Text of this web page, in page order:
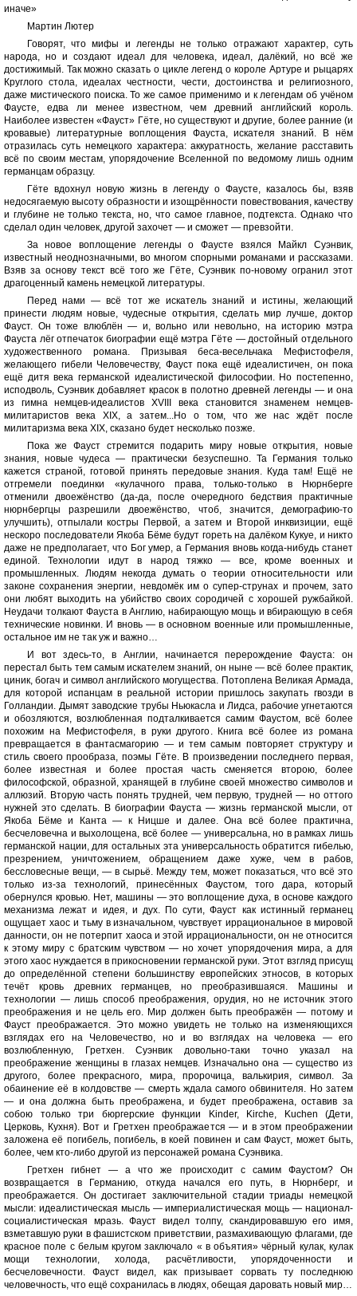
иначе»
Мартин Лютер
Говорят, что мифы и легенды не только отражают характер, суть
народа, но и создают идеал для человека, идеал, далёкий, но всё же
достижимый. Так можно сказать о цикле легенд о короле Артуре и рыцарях
Круглого стола, идеалах честности, чести, достоинства и религиозного,
даже мистического поиска. То же самое применимо и к легендам об учёном
Фаусте, едва ли менее известном, чем древний английский король.
Наиболее известен «Фауст» Гёте, но существуют и другие, более ранние (и
кровавые) литературные воплощения Фауста, искателя знаний. В нём
отразилась суть немецкого характера: аккуратность, желание расставить
всё по своим местам, упорядочение Вселенной по ведомому лишь одним
германцам образцу.
Гёте вдохнул новую жизнь в легенду о Фаусте, казалось бы, взяв
недосягаемую высоту образности и изощрённости повествования, качеству
и глубине не только текста, но, что самое главное, подтекста. Однако что
сделал один человек, другой захочет — и сможет — превзойти.
За новое воплощение легенды о Фаусте взялся Майкл Суэнвик,
известный неоднозначными, во многом спорными романами и рассказами.
Взяв за основу текст всё того же Гёте, Суэнвик по-новому огранил этот
драгоценный камень немецкой литературы.
Перед нами — всё тот же искатель знаний и истины, желающий
принести людям новые, чудесные открытия, сделать мир лучше, доктор
Фауст. Он тоже влюблён — и, вольно или невольно, на историю мэтра
Фауста лёг отпечаток биографии ещё мэтра Гёте — достойный отдельного
художественного романа. Призывая беса-весельчака Мефистофеля,
желающего гибели Человечеству, Фауст пока ещё идеалистичен, он пока
ещё дитя века германской идеалистической философии. Но постепенно,
исподволь, Суэнвик добавляет красок в полотно древней легенды — и она
из гимна немцев-идеалистов XVIII века становится знаменем немцев-
милитаристов века XIX, а затем...Но о том, что же нас ждёт после
милитаризма века XIX, сказано будет несколько позже.
Пока же Фауст стремится подарить миру новые открытия, новые
знания, новые чудеса — практически безуспешно. Та Германия только
кажется страной, готовой принять передовые знания. Куда там! Ещё не
отгремели поединки «кулачного права, только-только в Нюрнберге
отменили двоежёнство (да-да, после очередного бедствия практичные
нюрнбергцы разрешили двоежёнство, чтоб, значится, демографию-то
улучшить), отпылали костры Первой, а затем и Второй инквизиции, ещё
нескоро последователи Якоба Бёме будут гореть на далёком Кукуе, и никто
даже не предполагает, что Бог умер, а Германия вновь когда-нибудь станет
единой. Технологии идут в народ тяжко — все, кроме военных и
промышленных. Людям некогда думать о теории относительности или
законе сохранения энергии, невдомёк им о супер-струнах и прочем, зато
они любят выходить на убийство своих сородичей с хорошей ружбайкой.
Неудачи толкают Фауста в Англию, набирающую мощь и вбирающую в себя
технические новинки. И вновь — в основном военные или промышленные,
остальное им не так уж и важно…
И вот здесь-то, в Англии, начинается перерождение Фауста: он
перестал быть тем самым искателем знаний, он ныне — всё более практик,
циник, богач и символ английского могущества. Потоплена Великая Армада,
для которой испанцам в реальной истории пришлось закупать гвозди в
Голландии. Дымят заводские трубы Ньюкасла и Лидса, рабочие угнетаются
и обозляются, возлюбленная подталкивается самим Фаустом, всё более
похожим на Мефистофеля, в руки другого. Книга всё более из романа
превращается в фантасмагорию — и тем самым повторяет структуру и
стиль своего прообраза, поэмы Гёте. В произведении последнего первая,
более известная и более простая часть сменяется второю, более
философской, образной, хранящей в глубине своей множество символов и
аллюзий. Вторую часть понять трудней, чем первую, трудней — но оттого
нужней это сделать. В биографии Фауста — жизнь германской мысли, от
Якоба Бёме и Канта — к Ницше и далее. Она всё более практична,
бесчеловечна и выхолощена, всё более — универсальна, но в рамках лишь
германской нации, для остальных эта универсальность обратится гибелью,
презрением, уничтожением, обращением даже хуже, чем в рабов,
бессловесные вещи, — в сырьё. Между тем, может показаться, что всё это
только из-за технологий, принесённых Фаустом, того дара, который
обернулся кровью. Нет, машины — это воплощение духа, в основе каждого
механизма лежат и идея, и дух. По сути, Фауст как истинный германец
ощущает хаос и тьму в изначальном, чувствует иррациональное в мировой
данности, он не потерпит хаоса и этой иррациональности, он не относится
к этому миру с братским чувством — но хочет упорядочения мира, а для
этого хаос нуждается в прикосновении германской руки. Этот взгляд присущ
до определённой степени большинству европейских этносов, в которых
течёт кровь древних германцев, но преобразившаяся. Машины и
технологии — лишь способ преображения, орудия, но не источник этого
преображения и не цель его. Мир должен быть преображён — потому и
Фауст преображается. Это можно увидеть не только на изменяющихся
взглядах его на Человечество, но и во взглядах на человека — его
возлюбленную, Гретхен. Суэнвик довольно-таки точно указал на
преображение женщины в глазах немцев. Изначально она — существо из
другого, более прекрасного, мира, пророчица, валькирия, символ. За
обаинение её в колдовстве — смерть ждала самого обвинителя. Но затем
— и она должна быть преображена, и будет преображена, оставив за
собою только три бюргерские функции Kinder, Kirche, Kuchen (Дети,
Церковь, Кухня). Вот и Гретхен преображается — и в этом преображении
заложена её погибель, погибель, в коей повинен и сам Фауст, может быть,
более, чем кто-либо другой из персонажей романа Суэнвика.
Гретхен гибнет — а что же происходит с самим Фаустом? Он
возвращается в Германию, откуда начался его путь, в Нюрнберг, и
преображается. Он достигает заключительной стадии триады немецкой
мысли: идеалистическая мысль — империалистическая мощь — национал-
социалистическая мразь. Фауст видел толпу, скандировавшую его имя,
взметавшую руки в фашистском приветствии, размахивающую флагами, где
красное поле с белым кругом заключало « в объятия» чёрный кулак, кулак
мощи технологии, холода, расчётливости, упорядоченности и
бесчеловечности. Фауст видел, как призывает сорвать ту последнюю
человечность, что ещё сохранилась в людях, обещая даровать новый мир…